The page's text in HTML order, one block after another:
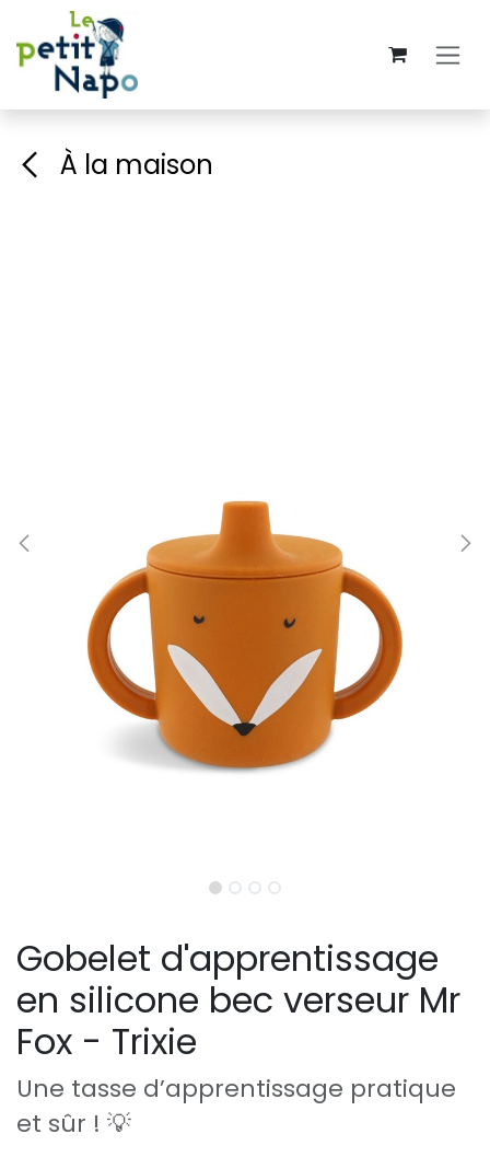
Se rendre au contenu
À la maison
Gobelet d'apprentissage
en silicone bec verseur Mr
Fox - Trixie
Une tasse d’apprentissage pratique
et sûr ! 💡